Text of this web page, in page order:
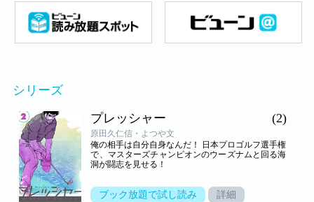
シリーズ
プレッシャー
(2)
原田久仁信・よつや文
俺の相手は自分自身なんだ！ 日本プロゴルフ選手権
で、マスターズチャンピオンのウーズナムと回る海
洞が闘志を見せる！
ブック放題で試し読み 詳細